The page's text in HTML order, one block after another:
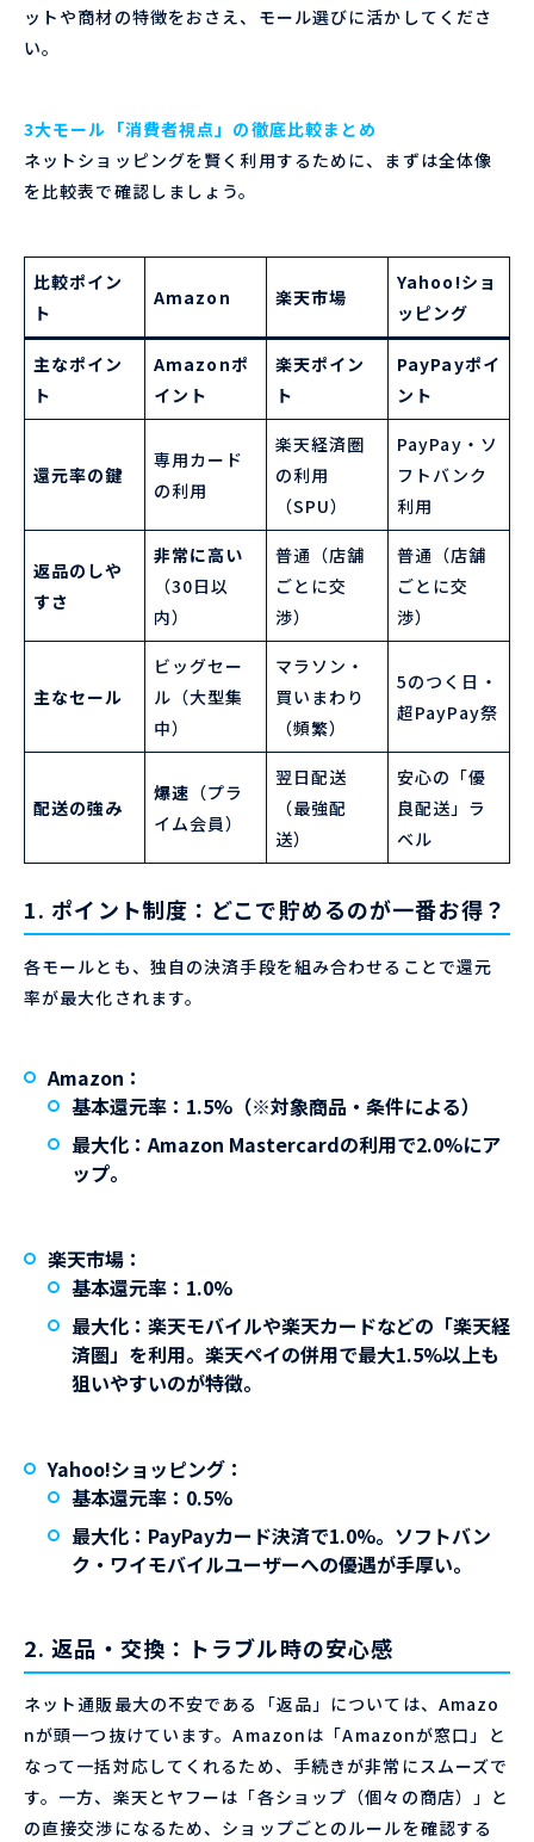
ットや商材の特徴をおさえ、モール選びに活かしてくださ
い。
3大モール「消費者視点」の徹底比較まとめ
ネットショッピングを賢く利用するために、まずは全体像
を比較表で確認しましょう。
比較ポイン
ト
Amazon 楽天市場
Yahoo!ショ
ッピング
主なポイン
ト
Amazonポ
イント
楽天ポイン
ト
PayPayポイ
ント
還元率の鍵
専用カード
の利用
楽天経済圏
の利用
（SPU）
PayPay・ソ
フトバンク
利用
返品のしや
すさ
非常に高い
（30日以
内）
普通（店舗
ごとに交
渉）
普通（店舗
ごとに交
渉）
主なセール
ビッグセー
ル（大型集
中）
マラソン・
買いまわり
（頻繁）
5のつく日・
超PayPay祭
配送の強み
爆速 （プラ
イム会員）
翌日配送
（最強配
送）
安心の「優
良配送」ラ
ベル
1. ポイント制度：どこで貯めるのが一番お得？
各モールとも、独自の決済手段を組み合わせることで還元
率が最大化されます。
Amazon ：
基本還元率： 1.5% （※対象商品・条件による）
最大化 ：Amazon Mastercardの利用で2.0%にア
ップ。
楽天市場 ：
基本還元率： 1.0%
最大化 ：楽天モバイルや楽天カードなどの「楽天経
済圏」を利用。楽天ペイの併用で最大1.5%以上も
狙いやすいのが特徴。
Yahoo!ショッピング ：
基本還元率： 0.5%
最大化 ：PayPayカード決済で1.0%。ソフトバン
ク・ワイモバイルユーザーへの優遇が手厚い。
2. 返品・交換：トラブル時の安心感
ネット通販最大の不安である「返品」については、Amazo
nが頭一つ抜けています。Amazonは「Amazonが窓口」と
なって一括対応してくれるため、手続きが非常にスムーズで
す。一方、楽天とヤフーは「各ショップ（個々の商店）」と
の直接交渉になるため、ショップごとのルールを確認する